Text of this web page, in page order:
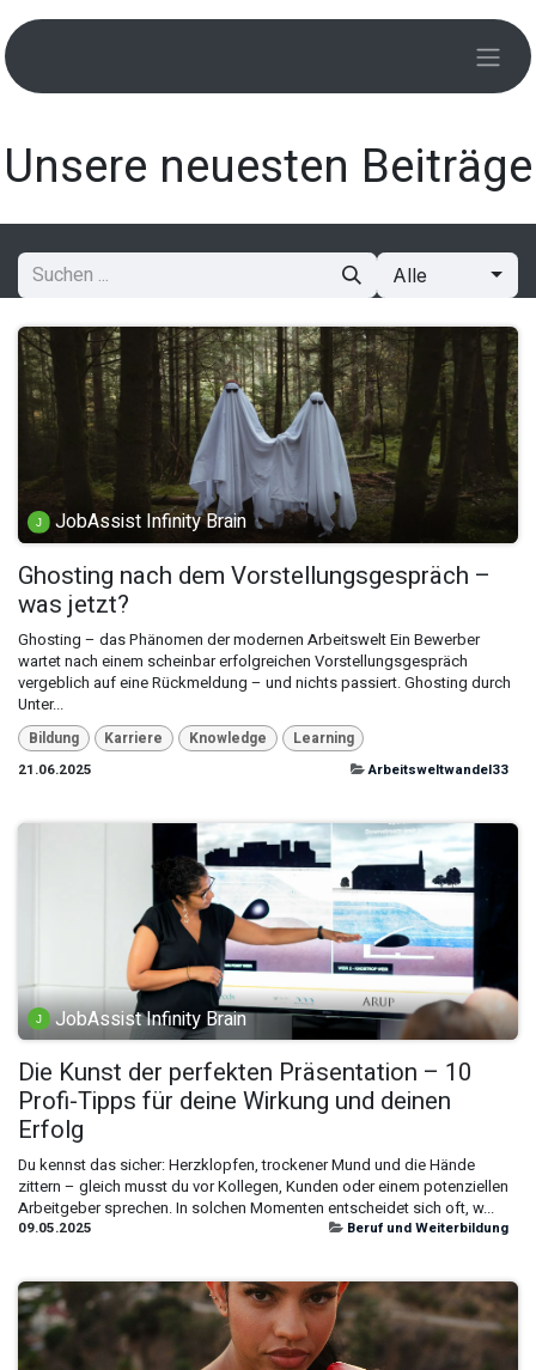
Zum Inhalt springen
Unsere neuesten Beiträge
Alle
JobAssist Infinity Brain
Ghosting nach dem Vorstellungsgespräch –
was jetzt?
Ghosting – das Phänomen der modernen Arbeitswelt Ein Bewerber
wartet nach einem scheinbar erfolgreichen Vorstellungsgespräch
vergeblich auf eine Rückmeldung – und nichts passiert. Ghosting durch
Unter...
Bildung Karriere Knowledge Learning
21.06.2025 Arbeitsweltwandel33
JobAssist Infinity Brain
Die Kunst der perfekten Präsentation – 10
Profi-Tipps für deine Wirkung und deinen
Erfolg
Du kennst das sicher: Herzklopfen, trockener Mund und die Hände
zittern – gleich musst du vor Kollegen, Kunden oder einem potenziellen
Arbeitgeber sprechen. In solchen Momenten entscheidet sich oft, w...
09.05.2025 Beruf und Weiterbildung